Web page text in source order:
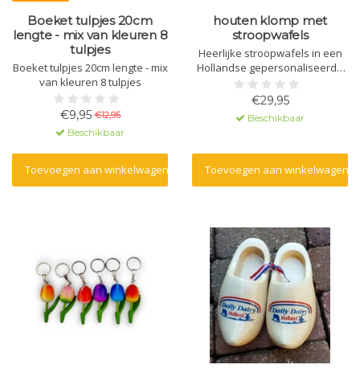
Boeket tulpjes 20cm
lengte - mix van kleuren 8
tulpjes
Boeket tulpjes 20cm lengte - mix
van kleuren 8 tulpjes
€9,95 €12,95
Beschikbaar
Toevoegen aan winkelwagen
houten klomp met
stroopwafels
Heerlijke stroopwafels in een
Hollandse gepersonaliseerde
klomp.
€29,95
Beschikbaar
Toevoegen aan winkelwagen